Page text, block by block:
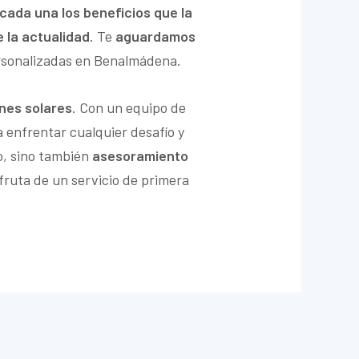
una los beneficios que la
la actualidad. Te aguardamos
en Benalmádena.
solares. Con un equipo de
enfrentar cualquier desafío y
sino también asesoramiento
de un servicio de primera